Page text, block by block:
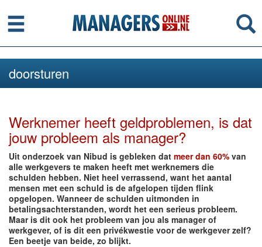
Menu
doorsturen
Werknemer heeft geldproblemen, is dat
jouw probleem als manager?
Uit onderzoek van Nibud is gebleken dat meer dan 60% van
alle werkgevers te maken heeft met werknemers die
schulden hebben. Niet heel verrassend, want het aantal
mensen met een schuld is de afgelopen tijden flink
opgelopen. Wanneer de schulden uitmonden in
betalingsachterstanden, wordt het een serieus probleem.
Maar is dit ook het probleem van jou als manager of
werkgever, of is dit een privékwestie voor de werkgever zelf?
Een beetje van beide, zo blijkt.